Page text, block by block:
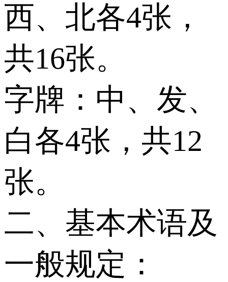
西、北各4张，
共16张。
字牌：中、发、
白各4张，共12
张。
二、基本术语及
一般规定：